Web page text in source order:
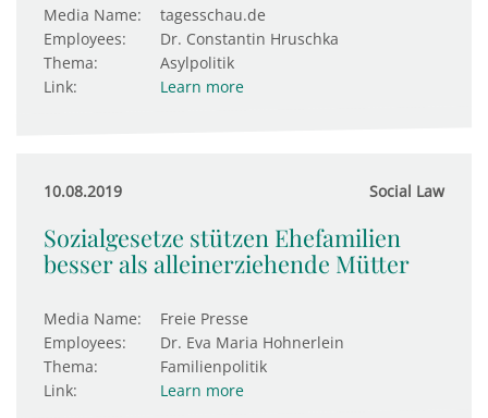
Media Name:
tagesschau.de
Employees:
Dr. Constantin Hruschka
Thema:
Asylpolitik
Link:
Learn more
10.08.2019 Social Law
Sozialgesetze stützen Ehefamilien
besser als alleinerziehende Mütter
Media Name:
Freie Presse
Employees:
Dr. Eva Maria Hohnerlein
Thema:
Familienpolitik
Link:
Learn more